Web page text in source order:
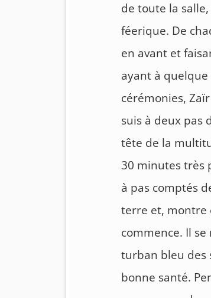
de toute la
féerique. De
en avant et
ayant à
cérémonies,
suis à deux pas
tête de la
30 minutes très
à pas comptés
terre et, montre
commence. Il
turban bleu des
bonne santé.